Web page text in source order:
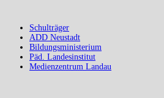
Schulträger
ADD Neustadt
Bildungsministerium
Päd. Landesinstitut
Medienzentrum Landau